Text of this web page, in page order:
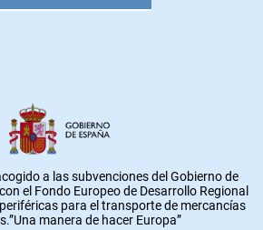
a las subvenciones del Gobierno de
el Fondo Europeo de Desarrollo Regional
para el transporte de mercancías
manera de hacer Europa”